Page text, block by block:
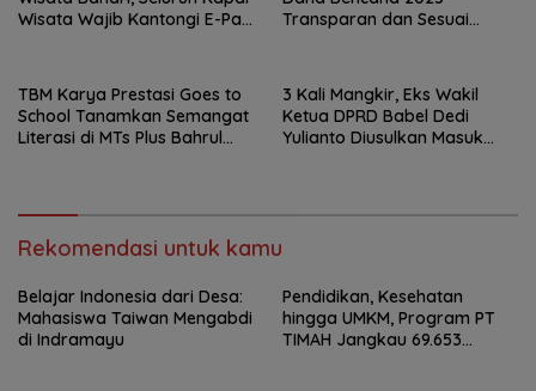
Wisata Wajib Kantongi E-Pas
Transparan dan Sesuai
TBM Karya Prestasi Goes to
School Tanamkan Semangat
Literasi di MTs Plus Bahrul
3 Kali Mangkir, Eks Wakil
Ketua DPRD Babel Dedi
Yulianto Diusulkan Masuk
Rekomendasi untuk kamu
Belajar Indonesia dari Desa:
Mahasiswa Taiwan Mengabdi
di Indramayu
Pendidikan, Kesehatan
hingga UMKM, Program PT
TIMAH Jangkau 69.653